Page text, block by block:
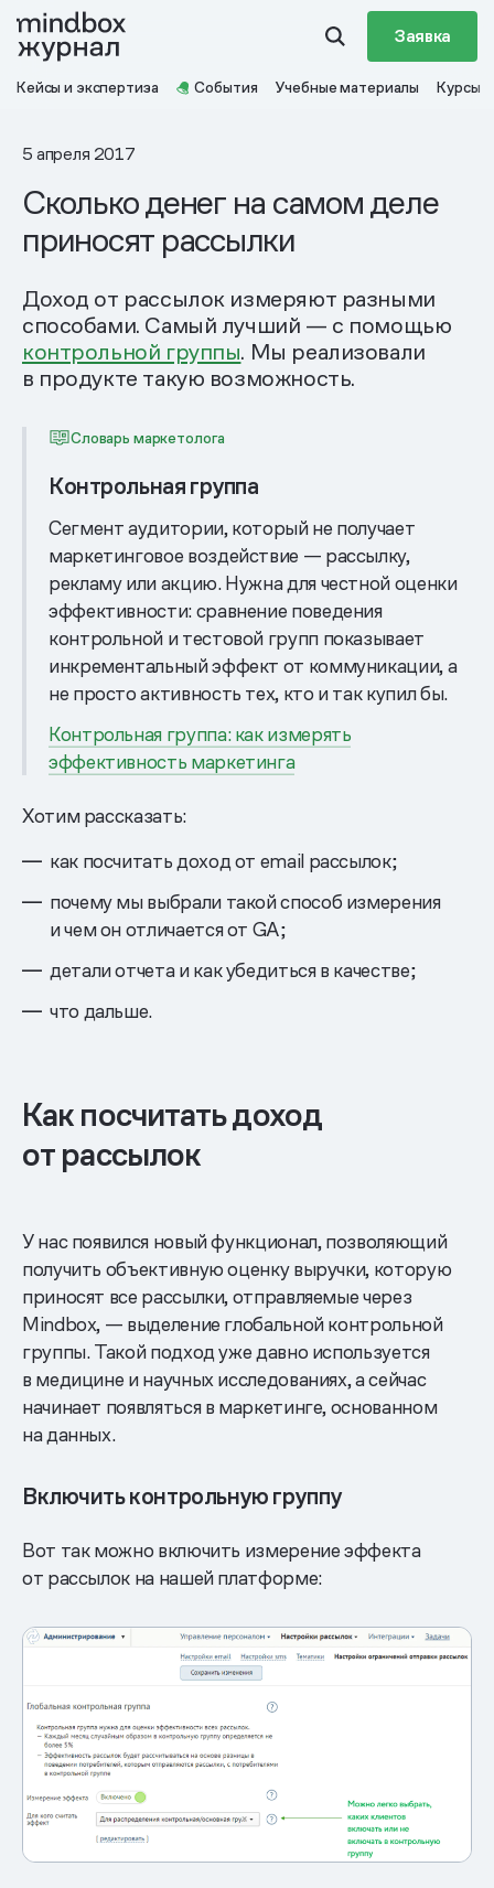
Заявка
Кейсы и экспертиза События Учебные материалы Курсы
5 апреля 2017
Сколько денег на самом деле
приносят рассылки
Доход от рассылок измеряют разными
способами. Самый лучший — с помощью
контрольной группы. Мы реализовали
в продукте такую возможность.
Словарь маркетолога
Контрольная группа
Сегмент аудитории, который не получает
маркетинговое воздействие — рассылку,
рекламу или акцию. Нужна для честной оценки
эффективности: сравнение поведения
контрольной и тестовой групп показывает
инкрементальный эффект от коммуникации, а
не просто активность тех, кто и так купил бы.
Контрольная группа: как измерять
эффективность маркетинга
Хотим рассказать:
как посчитать доход от email рассылок;
почему мы выбрали такой способ измерения
и чем он отличается от GA;
детали отчета и как убедиться в качестве;
что дальше.
Как посчитать доход
от рассылок
У нас появился новый функционал, позволяющий
получить объективную оценку выручки, которую
приносят все рассылки, отправляемые через
Mindbox, — выделение глобальной контрольной
группы. Такой подход уже давно используется
в медицине и научных исследованиях, а сейчас
начинает появляться в маркетинге, основанном
на данных.
Включить контрольную группу
Вот так можно включить измерение эффекта
от рассылок на нашей платформе: